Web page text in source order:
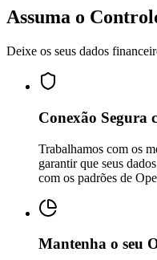
Assuma o
Deixe os seus dados
Conexão Segura
Trabalhamos com os
garantir que seus
com os padrões de
Mantenha o seu